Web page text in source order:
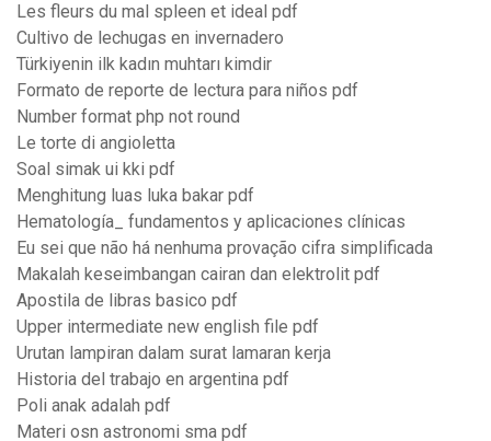
Les fleurs du mal spleen et ideal pdf
Cultivo de lechugas en invernadero
Türkiyenin ilk kadın muhtarı kimdir
Formato de reporte de lectura para niños pdf
Number format php not round
Le torte di angioletta
Soal simak ui kki pdf
Menghitung luas luka bakar pdf
Hematología_ fundamentos y aplicaciones clínicas
Eu sei que não há nenhuma provação cifra simplificada
Makalah keseimbangan cairan dan elektrolit pdf
Apostila de libras basico pdf
Upper intermediate new english file pdf
Urutan lampiran dalam surat lamaran kerja
Historia del trabajo en argentina pdf
Poli anak adalah pdf
Materi osn astronomi sma pdf